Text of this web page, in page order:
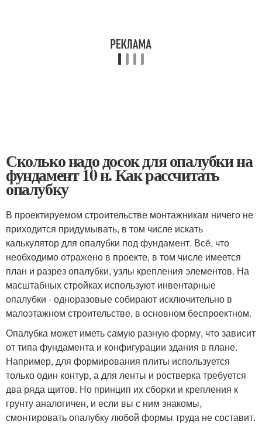
Сколько надо досок для опалубки на
фундамент 10 н. Как рассчитать
опалубку
В проектируемом строительстве монтажникам ничего не
приходится придумывать, в том числе искать
калькулятор для опалубки под фундамент. Всё, что
необходимо отражено в проекте, в том числе имеется
план и разрез опалубки, узлы крепления элементов. На
масштабных стройках используют инвентарные
опалубки - одноразовые собирают исключительно в
малоэтажном строительстве, в основном беспроектном.
Опалубка может иметь самую разную форму, что зависит
от типа фундамента и конфигурации здания в плане.
Например, для формирования плиты используется
только один контур, а для ленты и ростверка требуется
два ряда щитов. Но принцип их сборки и крепления к
грунту аналогичен, и если вы с ним знакомы,
смонтировать опалубку любой формы труда не составит.